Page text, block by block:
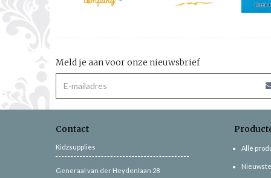
Meld je aan voor onze nieuwsbrief
Contact
Kidzsupplies
Generaal van der Heydenlaan 28
Alle